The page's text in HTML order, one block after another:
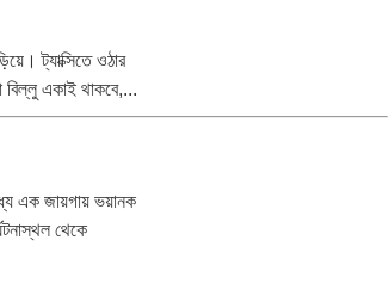
ট্যাক্সিতে ওঠার
বিল্লু একাই থাকবে,...
এক জায়গায় ভয়ানক
থেকে